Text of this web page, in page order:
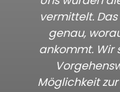
vermittelt.
genau,
ankommt. Wir
Möglichkeit